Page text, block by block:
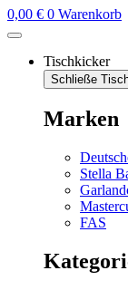
0,00 € 0 Warenkorb
Tischkicker
Schließe
Marken
Stella
FAS